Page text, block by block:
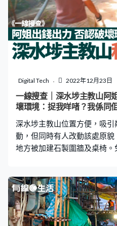
街坊李先生向《一線搜查》
扶手電梯位置跌倒受傷，並
不足問題。 李先生以為白田
的照明燈，但問題卻越來越
林偉文投訴，指商場扶手電
個月前話等緊零件。」 至少2
開）年零之嘛，有乜理由咁
期前再致電「1823政府一線
LED U型燈嚟，隨便
Digital Tech 2022年12月23日
一線搜查｜深水埗主教山
壞環境：捉我咩啫？我係同
深水埗主教山位置方便，吸
動，但同時有人改動該處原
地方被加建石製圍牆及桌椅
山友使用。 《一線搜查》早
邨居民投訴，指山上常有大
會唱歌跳舞，更隨處大小便
教山淪露天公廁？大媽大叔